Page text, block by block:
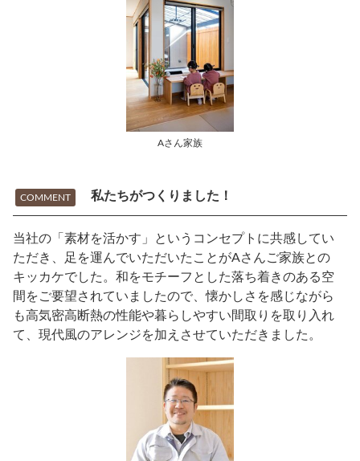
Aさん家族
COMMENT 私たちがつくりました！
当社の「素材を活かす」というコンセプトに共感してい
ただき、足を運んでいただいたことがAさんご家族との
キッカケでした。和をモチーフとした落ち着きのある空
間をご要望されていましたので、懐かしさを感じながら
も高気密高断熱の性能や暮らしやすい間取りを取り入れ
て、現代風のアレンジを加えさせていただきました。